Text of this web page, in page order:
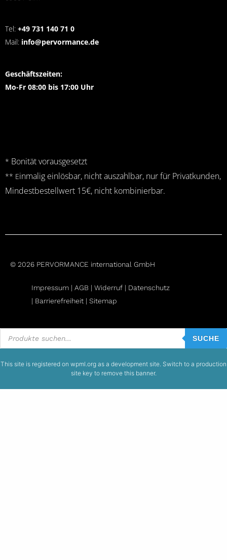
Tel: +49 731 140 71 0
Mail: info@pervormance.de
Geschäftszeiten:
Mo-Fr 08:00 bis 17:00 Uhr
* Bonität vorausgesetzt
** Einmalig einlösbar, nicht auszahlbar, nur für Privatkunden,
Mindestbestellwert 15€, nicht kombinierbar.
© 2026 PERVORMANCE international GmbH
Impressum | AGB | Widerruf | Datenschutz
| Barrierefreiheit | Sitemap
Products
search
SUCHE
This site is registered on wpml.org as a development site. Switch to a production
site key to remove this banner.